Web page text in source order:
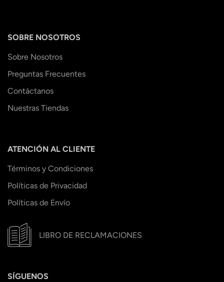
SOBRE NOSOTROS
Sobre Nosotros
Preguntas Frecuentes
Contáctanos
Nuestras Tiendas
ATENCIÓN AL CLIENTE
Términos y Condiciones
Políticas de Privacidad
Políticas de Envío
LIBRO DE RECLAMACIONES
SÍGUENOS